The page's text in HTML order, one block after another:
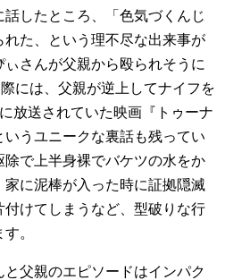
したところ、「色気づくんじ
た、という理不尽な出来事が
さんが父親から殴られそうに
には、父親が逆上してナイフを
放送されていた映画『トゥーナ
うユニークな裏話も残ってい
除で上半身裸でバケツの水をか
に泥棒が入った時に証拠隠滅
けてしまうなど、型破りな行
。
父親のエピソードはインパク